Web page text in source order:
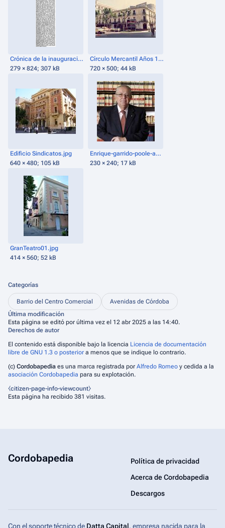
Crónica de la inauguración del Teatro Circo (1905).png
279 × 824; 307 kB
Círculo Mercantil Años 1980.jpg
720 × 500; 44 kB
Edificio Sindicatos.jpg
640 × 480; 105 kB
Enrique-garrido-poole-abogado.jpg
230 × 240; 17 kB
GranTeatro01.jpg
414 × 560; 52 kB
Categorías
Barrio del Centro Comercial
Avenidas de Córdoba
Última modificación
Esta página se editó por última vez el 12 abr 2025 a las 14:40.
Derechos de autor
El contenido está disponible bajo la licencia Licencia de documentación
libre de GNU 1.3 o posterior a menos que se indique lo contrario.
(c) Cordobapedia es una marca registrada por Alfredo Romeo y cedida a la
asociación Cordobapedia para su explotación.
⧼citizen-page-info-viewcount⧽
Esta página ha recibido 381 visitas.
Cordobapedia
Política de privacidad
Acerca de Cordobapedia
Descargos
Con el soporte técnico de Datta Capital, empresa nacida para la